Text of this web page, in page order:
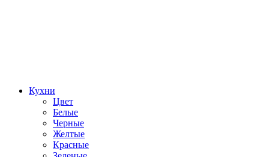
Кухни
Цвет
Белые
Черные
Желтые
Красные